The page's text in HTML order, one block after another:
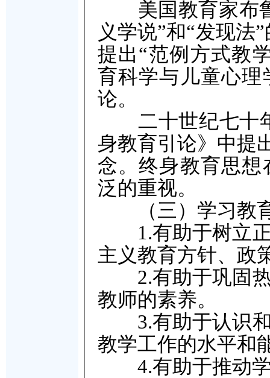
美国教育家布鲁
义学说”和“发现法
提出“范例方式教
育科学与儿童心
论。
二十世纪七十年
身教育引论》中提
念。终身教育思
泛的重视。
（三）学习教
1.有助于树立正
主义教育方针、政
2.有助于巩固热
教师的素养。
3.有助于认识和
教学工作的水平和
4.有助于推动学